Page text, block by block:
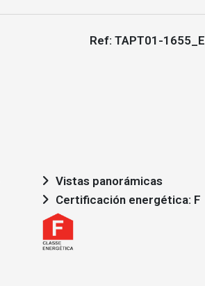
Ref: TAPT01-
Vistas panorámicas
Certificación energética: F